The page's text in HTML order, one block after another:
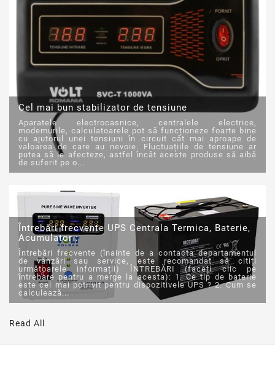
Cel mai bun stabilizator de tensiune
Aparatele electrocasnice, centralele electrice,
modemurile, calculatoarele pot să funcționeze foarte bine
cu ajutorul unei tensiuni în circuit cât mai aproape de
valoarea de care au nevoie. Fluctuațiile de tensiune ar
putea să le afecteze, astfel încât aceste produse să aibă
de suferit pe o...
Întrebări frecvente UPS Centrala Termica, Baterie,
Acumulator :
Întrebări frecvente (înainte de a contacta departamentul
de vânzări sau service, este recomandat să citiți
următoarele informații) ÎNTREBĂRI (faceți clic pe
întrebare pentru a merge la acesta): 1. Ce tip de baterie
este cel mai potrivit pentru dispozitivele UPS ? 2. Cum se
calculează...
Read All